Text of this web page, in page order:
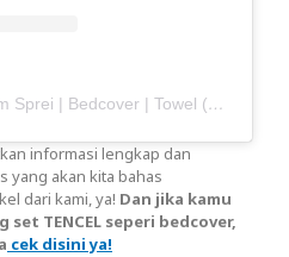
A post shared by Premium Sprei | Bedcover | Towel (@haisante)
informasi lengkap dan
yang akan kita bahas
dari kami, ya! Dan jika kamu
TENCEL seperi bedcover,
cek disini ya!